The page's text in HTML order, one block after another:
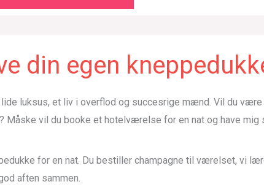
din egen
luksus, et liv i overflod og succesrige mænd. Vil du være
Måske vil du booke et hotelværelse for en nat og have mig
for en nat. Du bestiller champagne til værelset, vi
aften sammen.